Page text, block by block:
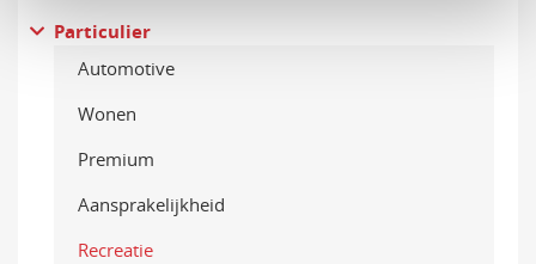
Particulier
Automotive
Wonen
Premium
Aansprakelijkheid
Recreatie